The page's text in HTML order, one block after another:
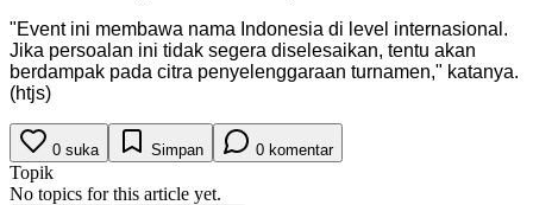
"Event ini membawa nama Indonesia di level internasional.
Jika persoalan ini tidak segera diselesaikan, tentu akan
berdampak pada citra penyelenggaraan turnamen," katanya.
(htjs)
0 suka Simpan 0 komentar
Topik
No topics for this article yet.